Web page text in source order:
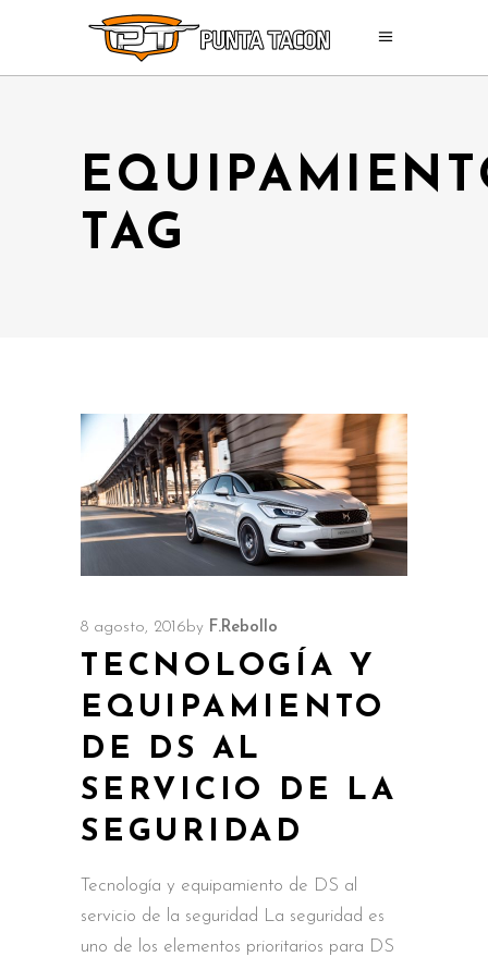
TAG
8 agosto, 2016 by F.Rebollo
TECNOLOGÍA Y
EQUIPAMIENTO
DE DS AL
SERVICIO DE LA
SEGURIDAD
Tecnología y equipamiento de DS al
servicio de la seguridad La seguridad es
uno de los elementos prioritarios para DS